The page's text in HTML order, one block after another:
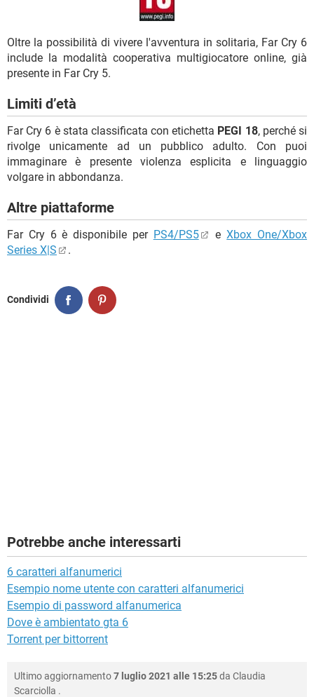
Oltre la possibilità di vivere l'avventura in solitaria, Far Cry 6
include la modalità cooperativa multigiocatore online, già
presente in Far Cry 5.
Limiti d’età
Far Cry 6 è stata classificata con etichetta PEGI 18, perché si
rivolge unicamente ad un pubblico adulto. Con puoi
immaginare è presente violenza esplicita e linguaggio
volgare in abbondanza.
Altre piattaforme
Far Cry 6 è disponibile per PS4/PS5 eXbox One/Xbox
Series X|S
.
Condividi
Potrebbe anche interessarti
6 caratteri alfanumerici
Esempio nome utente con caratteri alfanumerici
Esempio di password alfanumerica
Dove è ambientato gta 6
Torrent per bittorrent
Ultimo aggiornamento7 luglio 2021 alle 15:25da Claudia
Scarciolla .